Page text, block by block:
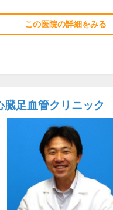
この医院の詳細をみる
臓足血管クリニック